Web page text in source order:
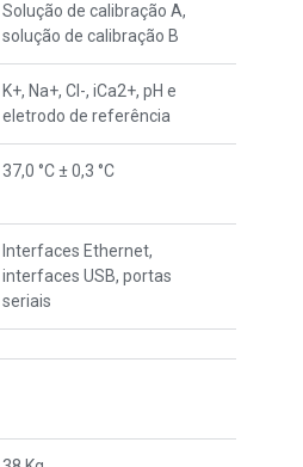
Solução de calibração A,
solução de calibração B
K+, Na+, Cl-, iCa2+, pH e
eletrodo de referência
37,0 °C ± 0,3 °C
Interfaces Ethernet,
interfaces USB, portas
seriais